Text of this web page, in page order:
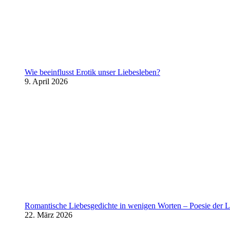
Wie beeinflusst Erotik unser Liebesleben?
9. April 2026
Romantische Liebesgedichte in wenigen Worten – Poesie der
22. März 2026